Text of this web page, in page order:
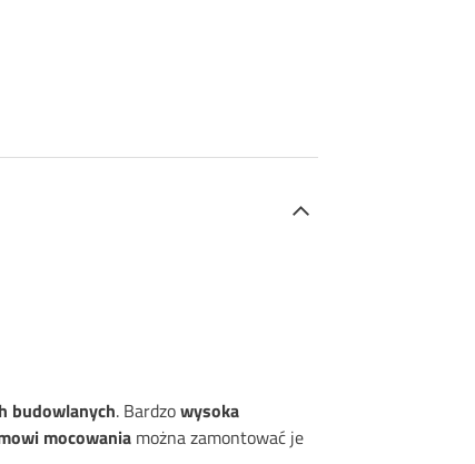
budowlanych. Bardzowysoka
mocowania można zamontować je